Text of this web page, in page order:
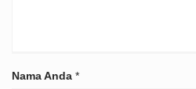
Nama Anda *